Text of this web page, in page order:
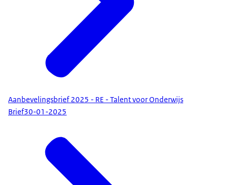
Aanbevelingsbrief 2025 - RE - Talent voor Onderwijs
Brief30-01-2025